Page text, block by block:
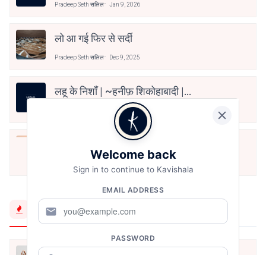
Pradeep Seth सलिल Jan 9, 2026
लो आ गई फिर से सर्दी
Pradeep Seth सलिल Dec 9, 2025
लहू के निशाँ | ~हनीफ़ शिकोहाबादी |
@haneefshikohabadi
Sep 2, 2025
रासलीला देखने की धुन में है बस
Trending Now
Welcome back
Sign in to continue to Kavishala
EMAIL ADDRESS
mail
PASSWORD